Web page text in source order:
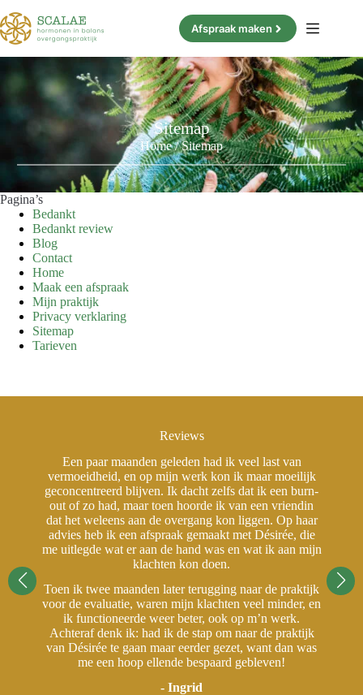
naar
de
Afspraak maken
Sitemap
Home/Sitemap
Pagina’s
Bedankt
Bedankt review
Blog
Contact
Home
Maak een afspraak
Mijn praktijk
Privacy verklaring
Sitemap
Tarieven
Reviews
Een paar maanden geleden had ik veel last van
vermoeidheid, en op mijn werk kon ik maar moeilijk
geconcentreerd blijven. Ik dacht zelfs dat ik een burn-
out of zo had, maar toen hoorde ik van een vriendin
dat het weleens aan de overgang kon liggen. Op haar
advies heb ik een afspraak gemaakt met Désirée, die
me uitlegde wat er aan de hand was en wat ik aan mijn
klachten kon doen.
Toen ik twee maanden later terugging naar de praktijk
voor de evaluatie, waren mijn klachten veel minder, en
ik functioneerde weer beter, ook op m’n werk.
Achteraf denk ik: had ik de stap om naar de praktijk
van Désirée te gaan maar eerder gezet, want dan was
me een hoop ellende bespaard gebleven!
- Ingrid